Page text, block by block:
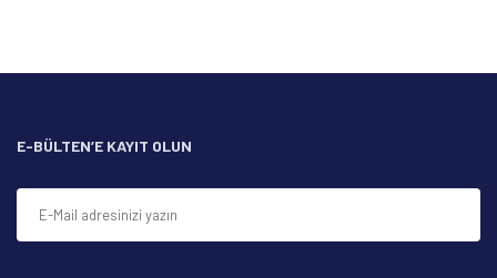
Ürün açıklamasında eksik bilgiler bulunuyor.
E-BÜLTEN’E KAYIT OLUN